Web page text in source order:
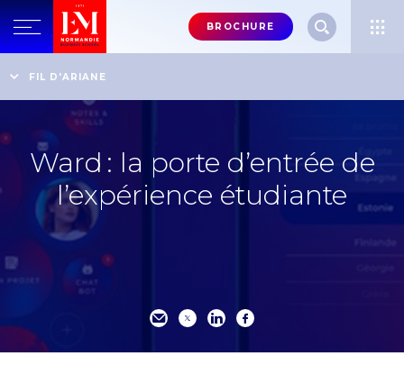
Menu
header-
BROCHURE
FIL D'ARIANE
Ward : la porte d’entrée de l’expérience étudiante
Ward : la porte d’entrée de
l’expérience étudiante